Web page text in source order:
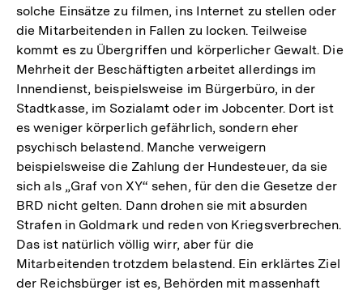
solche Einsätze zu filmen, ins Internet zu stellen oder
die Mitarbeitenden in Fallen zu locken. Teilweise
kommt es zu Übergriffen und körperlicher Gewalt. Die
Mehrheit der Beschäftigten arbeitet allerdings im
Innendienst, beispielsweise im Bürgerbüro, in der
Stadtkasse, im Sozialamt oder im Jobcenter. Dort ist
es weniger körperlich gefährlich, sondern eher
psychisch belastend. Manche verweigern
beispielsweise die Zahlung der Hundesteuer, da sie
sich als „Graf von XY“ sehen, für den die Gesetze der
BRD nicht gelten. Dann drohen sie mit absurden
Strafen in Goldmark und reden von Kriegsverbrechen.
Das ist natürlich völlig wirr, aber für die
Mitarbeitenden trotzdem belastend. Ein erklärtes Ziel
der Reichsbürger ist es, Behörden mit massenhaft